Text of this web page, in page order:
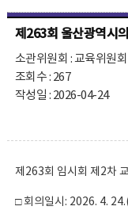
제263회 울산광역시
소관위원회 : 교육위원회
조회수 : 267
작성일 : 2026-04-24
제263회 임시회 제2차
□ 회의일시: 2026. 4.